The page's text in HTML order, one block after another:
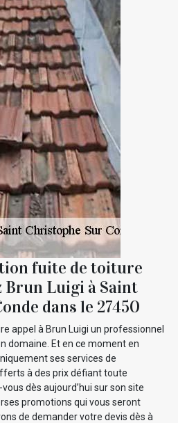
fuite de toiture
Luigi à Saint
dans le 27450
appel à Brun Luigi un professionnel
domaine. Et en ce moment en
ses services de
à des prix défiant toute
dès aujourd’hui sur son site
promotions qui vous seront
de demander votre devis dès à